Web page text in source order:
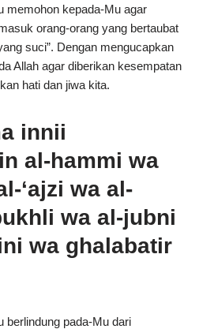
memohon kepada-Mu agar
orang-orang yang bertaubat
suci”. Dengan mengucapkan
Allah agar diberikan kesempatan
hati dan jiwa kita.
innii
al-hammi wa
‘ajzi wa al-
wa al-jubni
wa ghalabatir
berlindung pada-Mu dari